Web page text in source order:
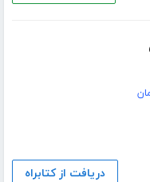
دریافت از کتابراه